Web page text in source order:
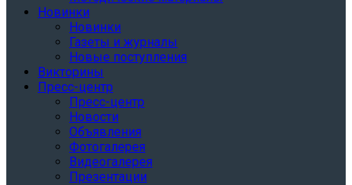
Новинки
Новинки
Газеты и журналы
Новые поступления
Викторины
Пресс-центр
Пресс-центр
Новости
Объявления
Фотогалерея
Видеогалерея
Презентации